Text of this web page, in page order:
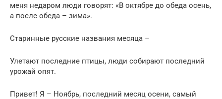
меня недаром люди говорят: «В октябре до обеда осень,
а после обеда – зима».
Старинные русские названия месяца –
Улетают последние птицы, люди собирают последний
урожай опят.
Привет! Я – Ноябрь, последний месяц осени, самый